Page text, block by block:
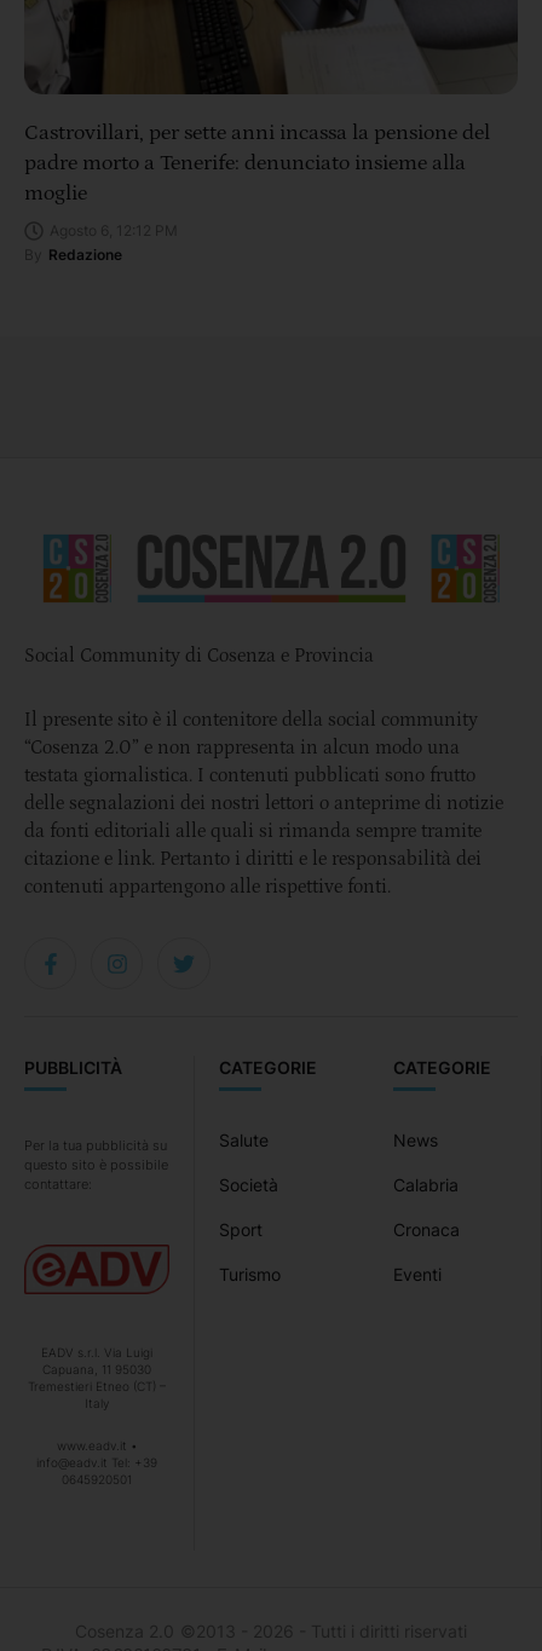
Castrovillari, per sette anni incassa la pensione del
padre morto a Tenerife: denunciato insieme alla
moglie
Redazione
CATEGORIE
News
Calabria
Cronaca
Eventi
CATEGORIE
Salute
Società
Sport
Turismo
PUBBLICITÀ
Per la tua pubblicità su
questo sito è possibile
contattare:
EADV s.r.l. Via Luigi
Capuana, 11 95030
Tremestieri Etneo (CT) –
Italy
www.eadv.it •
info@eadv.it Tel: +39
0645920501
Social Community di Cosenza e Provincia
Il presente sito è il contenitore della social community
“Cosenza 2.0” e non rappresenta in alcun modo una
testata giornalistica. I contenuti pubblicati sono frutto
delle segnalazioni dei nostri lettori o anteprime di notizie
da fonti editoriali alle quali si rimanda sempre tramite
citazione e link. Pertanto i diritti e le responsabilità dei
contenuti appartengono alle rispettive fonti.